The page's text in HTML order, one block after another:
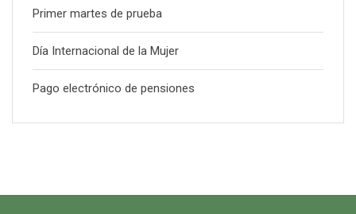
Primer martes de prueba
Día Internacional de la Mujer
Pago electrónico de pensiones